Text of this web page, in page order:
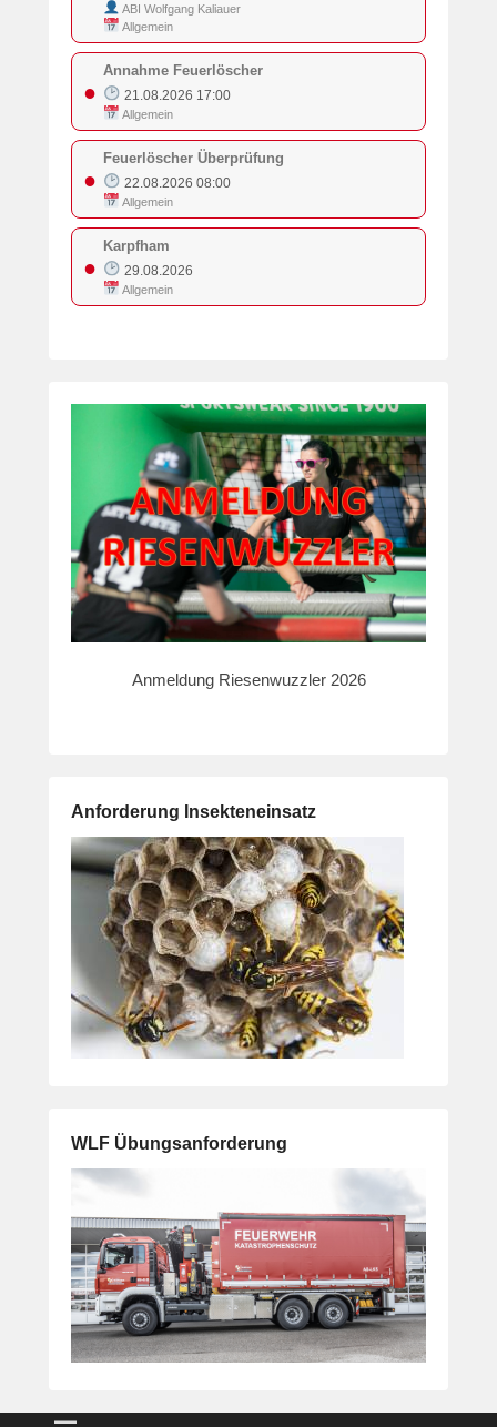
ABI Wolfgang Kaliauer
Allgemein
●
Annahme Feuerlöscher
21.08.2026 17:00
Allgemein
●
Feuerlöscher Überprüfung
22.08.2026 08:00
Allgemein
●
Karpfham
29.08.2026
Allgemein
Anmeldung Riesenwuzzler 2026
Anforderung Insekteneinsatz
WLF Übungsanforderung